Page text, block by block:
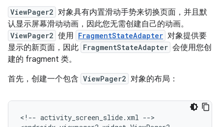
ViewPager2 对象具有内置滑动手势来切换页面，并且默
认显示屏幕滑动动画，因此您无需创建自己的动画。
ViewPager2 使用 FragmentStateAdapter 对象提供要
显示的新页面，因此 FragmentStateAdapter 会使用您创
建的 fragment 类。
首先，创建一个包含 ViewPager2 对象的布局：
<!-- activity_screen_slide.xml -->